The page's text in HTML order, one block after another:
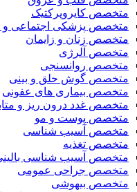
متخصص کایروپرکتیک
متخصص پزشکی اجتماعی
متخصص زنان و زایمان
متخصص آلرژی
متخصص روانسنجی
متخصص گوش حلق و بینی
متخصص بیماری های عفونی
متخصص غدد درون ریز و
متخصص پوست و مو
متخصص آسیب شناسی
متخصص تغذیه
متخصص آسیب شناسی
متخصص جراحی عمومی
متخصص بیهوشی